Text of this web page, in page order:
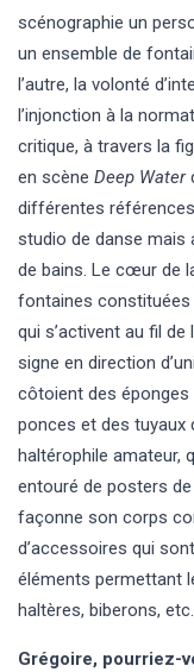
scénographie un
un ensemble de
l’autre, la volonté
l’injonction à la
critique, à travers la
en scène Deep Water
différentes
studio de danse mais
de bains. Le cœur de
fontaines constituées
qui s’activent au fil
signe en direction
côtoient des éponges
ponces et des tuyaux
haltérophile amateur,
entouré de posters
façonne son corps
d’accessoires qui
éléments permettant
haltères, biberons, etc.
Grégoire, pourriez-